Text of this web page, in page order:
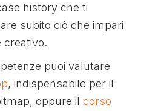
history che ti
subito ciò che impari
creativo.
puoi valutare
, indispensabile per il
oppure ilcorso